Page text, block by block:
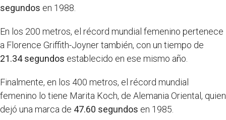
segundos en 1988.
En los 200 metros, el récord mundial femenino pertenece
a Florence Griffith-Joyner también, con un tiempo de
21.34 segundos establecido en ese mismo año.
Finalmente, en los 400 metros, el récord mundial
femenino lo tiene Marita Koch, de Alemania Oriental, quien
dejó una marca de 47.60 segundos en 1985.